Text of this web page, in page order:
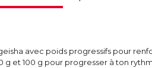
avec poids progressifs pour
g et 100 g pour progresser à ton